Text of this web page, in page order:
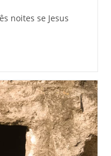
noites se Jesus